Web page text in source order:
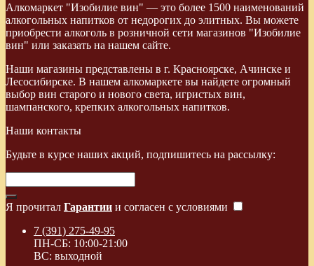
Алкомаркет "Изобилие вин" — это более 1500 наименований
алкогольных напитков от недорогих до элитных. Вы можете
приобрести алкоголь в розничной сети магазинов "Изобилие
вин" или заказать на нашем сайте.
Наши магазины представлены в г. Красноярске, Ачинске и
Лесосибирске. В нашем алкомаркете вы найдете огромный
выбор вин старого и нового света, игристых вин,
шампанского, крепких алкогольных напитков.
Наши контакты
Будьте в курсе наших акций, подпишитесь на рассылку:
Я прочитал Гарантии и согласен с условиями
7 (391) 275-49-95
ПН-СБ: 10:00-21:00
ВС: выходной